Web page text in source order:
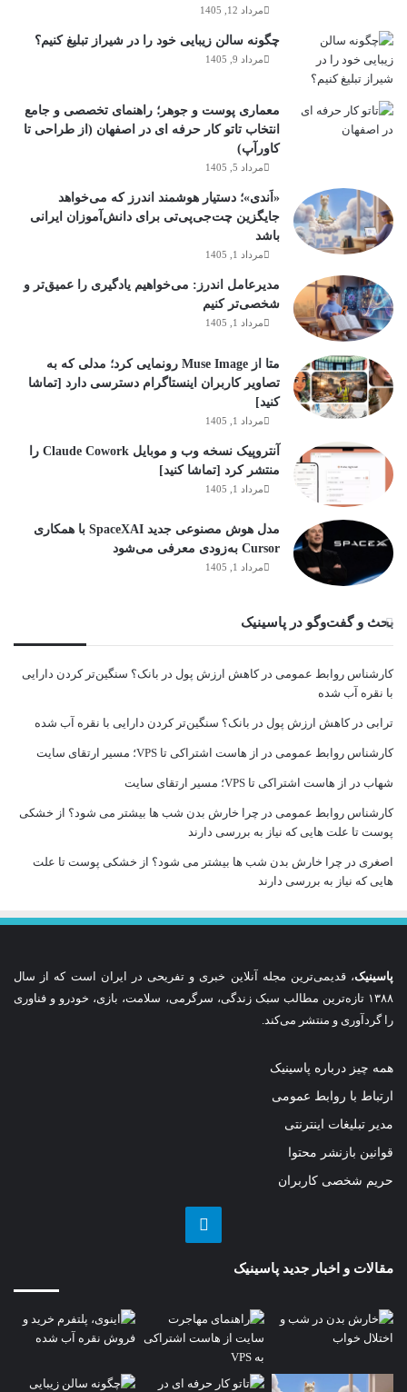
مرداد 12, 1405
چگونه سالن زیبایی خود را در شیراز تبلیغ کنیم؟
مرداد 9, 1405
معماری پوست و جوهر؛ راهنمای تخصصی و جامع
انتخاب تاتو کار حرفه ای در اصفهان (از طراحی تا
کاورآپ)
مرداد 5, 1405
«اَندی»؛ دستیار هوشمند اندرز که می‌خواهد
جایگزین چت‌جی‌پی‌تی برای دانش‌آموزان ایرانی
باشد
مرداد 1, 1405
مدیرعامل اندرز: می‌خواهیم یادگیری را عمیق‌تر و
شخصی‌تر کنیم
مرداد 1, 1405
متا از Muse Image رونمایی کرد؛ مدلی که به
تصاویر کاربران اینستاگرام دسترسی دارد [تماشا
کنید]
مرداد 1, 1405
آنتروپیک نسخه وب و موبایل Claude Cowork را
منتشر کرد [تماشا کنید]
مرداد 1, 1405
مدل هوش مصنوعی جدید SpaceXAI با همکاری
Cursor به‌زودی معرفی می‌شود
مرداد 1, 1405
بحث و گفت‌وگو در پاسینیک
کارشناس روابط عمومی درکاهش ارزش پول در بانک؟ سنگین‌تر کردن دارایی
با نقره آب شده
ترابی درکاهش ارزش پول در بانک؟ سنگین‌تر کردن دارایی با نقره آب شده
کارشناس روابط عمومی در از هاست اشتراکی تا VPS؛ مسیر ارتقای سایت
شهاب در از هاست اشتراکی تا VPS؛ مسیر ارتقای سایت
کارشناس روابط عمومی در چرا خارش بدن شب ها بیشتر می شود؟ از خشکی
پوست تا علت هایی که نیاز به بررسی دارند
اصغری در چرا خارش بدن شب ها بیشتر می شود؟ از خشکی پوست تا علت
هایی که نیاز به بررسی دارند
پاسینیک، قدیمی‌ترین مجله آنلاین خبری و تفریحی در ایران است که از سال
۱۳۸۸ تازه‌ترین مطالب سبک زندگی، سرگرمی، سلامت، بازی، خودرو و فناوری
را گردآوری و منتشر می‌کند.
همه چیز درباره پاسینیک
ارتباط با روابط عمومی
مدیر تبلیغات اینترنتی
قوانین بازنشر محتوا
حریم شخصی کاربران
مقالات و اخبار جدید پاسینیک